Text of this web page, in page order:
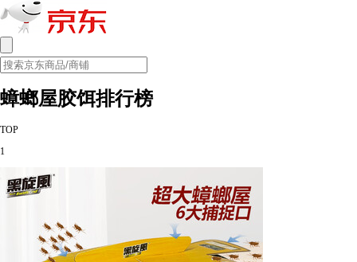
蟑螂屋胶饵排行榜
TOP
1